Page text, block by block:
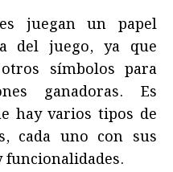
juegan un papel
del juego, ya que
símbolos para
ganadoras. Es
hay varios tipos de
cada uno con sus